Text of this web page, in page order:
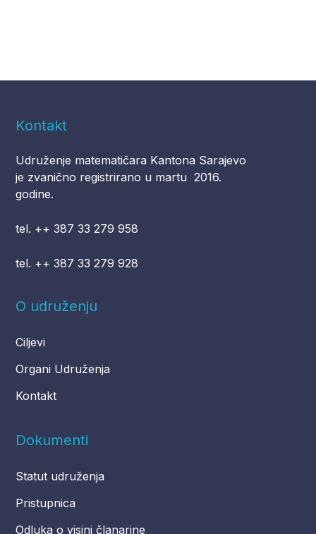
Kontakt
Udruženje matematičara Kantona Sarajevo
je zvanično registrirano u martu 2016.
godine.
tel. ++ 387 33 279 958
tel. ++ 387 33 279 928
O udruženju
Ciljevi
Organi Udruženja
Kontakt
Dokumenti
Statut udruženja
Pristupnica
Odluka o visini članarine